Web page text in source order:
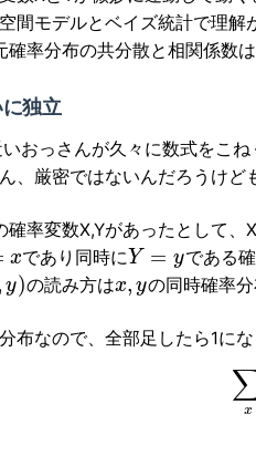
間モデルとベイズ統計で理解
確率分布の共分散と相関係数
独立
おっさんが久々に数式をこね
、厳密ではないんだろうけど
確率変数X,Yがあったとして、
xであり同時にY = yである
y)の読み方はx, yの同時確率
布なので、全部足したら1にな
x